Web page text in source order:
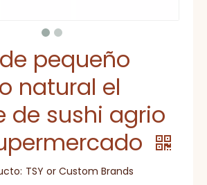
pequeño
natural el
de sushi agrio
TSY or Custom Brands